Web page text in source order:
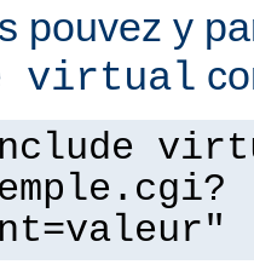
pouvez y
virtual